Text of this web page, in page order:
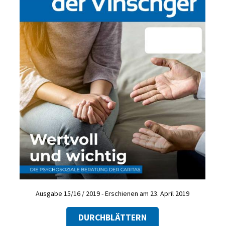
Ausgabe 15/16 / 2019 - Erschienen am 23. April 2019
DURCHBLÄTTERN